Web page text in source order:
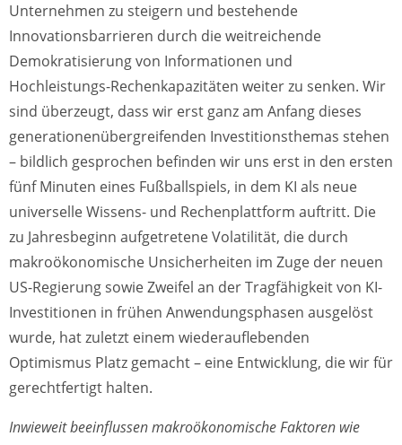
Unternehmen zu steigern und bestehende
Innovationsbarrieren durch die weitreichende
Demokratisierung von Informationen und
Hochleistungs-Rechenkapazitäten weiter zu senken. Wir
sind überzeugt, dass wir erst ganz am Anfang dieses
generationenübergreifenden Investitionsthemas stehen
– bildlich gesprochen befinden wir uns erst in den ersten
fünf Minuten eines Fußballspiels, in dem KI als neue
universelle Wissens- und Rechenplattform auftritt. Die
zu Jahresbeginn aufgetretene Volatilität, die durch
makroökonomische Unsicherheiten im Zuge der neuen
US-Regierung sowie Zweifel an der Tragfähigkeit von KI-
Investitionen in frühen Anwendungsphasen ausgelöst
wurde, hat zuletzt einem wiederauflebenden
Optimismus Platz gemacht – eine Entwicklung, die wir für
gerechtfertigt halten.
Inwieweit beeinflussen makroökonomische Faktoren wie